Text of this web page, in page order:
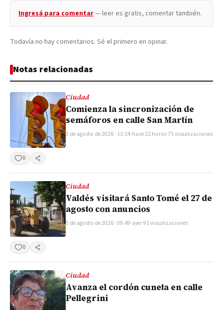
Ingresá para comentar— leer es gratis, comentar también.
Todavía no hay comentarios. Sé el primero en opinar.
Notas relacionadas
Ciudad
Comienza la sincronización de
semáforos en calle San Martín
5 de agosto de 2026 · 13:34·hace 22 horas·75 visualizaciones
0 Compartir
Ciudad
Valdés visitará Santo Tomé el 27 de
agosto con anuncios
5 de agosto de 2026 · 09:49·ayer·91 visualizaciones
0 Compartir
Ciudad
Avanza el cordón cuneta en calle
Pellegrini